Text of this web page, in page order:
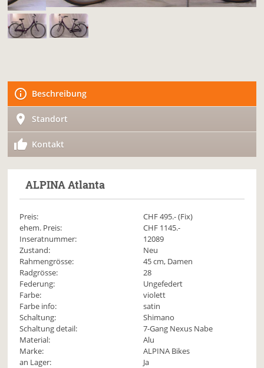
Beschreibung
Standort
Kontakt
ALPINAAtlanta
Preis: CHF495.- (Fix)
ehem. Preis:
CHF 1145.-
Inseratnummer:
12089
Zustand:
Neu
Rahmengrösse:
45 cm, Damen
Radgrösse:
28
Federung:
Ungefedert
Farbe:
violett
Farbe info:
satin
Schaltung:
Shimano
Schaltung detail:
7-Gang Nexus Nabe
Material:
Alu
Marke:
ALPINA Bikes
an Lager:
Ja